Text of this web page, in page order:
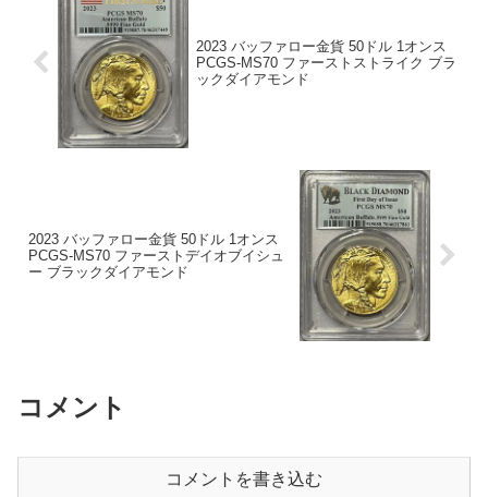
2023 バッファロー金貨 50ドル 1オンス
PCGS-MS70 ファーストストライク ブラ
ックダイアモンド
2023 バッファロー金貨 50ドル 1オンス
PCGS-MS70 ファーストデイオブイシュ
ー ブラックダイアモンド
コメント
コメントを書き込む